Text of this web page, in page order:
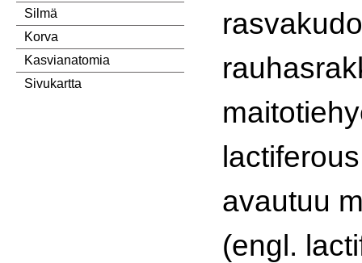
Silmä
Korva
Kasvianatomia
Sivukartta
avautuu
(engl.